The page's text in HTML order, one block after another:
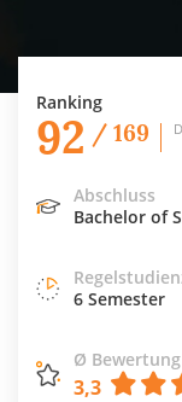
Ranking
92 / 169
Abschluss
Bachelor of
6 Semester
Ø Bewertung
3,3